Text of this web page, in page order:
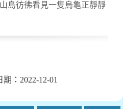
島彷彿看見一隻烏龜正靜靜
：2022-12-01